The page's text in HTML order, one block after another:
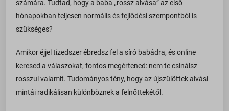
számára. Tudtad, hogy a baba „rossz alvása” az első
hónapokban teljesen normális és fejlődési szempontból is
szükséges?
Amikor éjjel tizedszer ébredsz fel a síró babádra, és online
keresed a válaszokat, fontos megértened: nem te csinálsz
rosszul valamit. Tudományos tény, hogy az újszülöttek alvási
mintái radikálisan különböznek a felnőttekétől.